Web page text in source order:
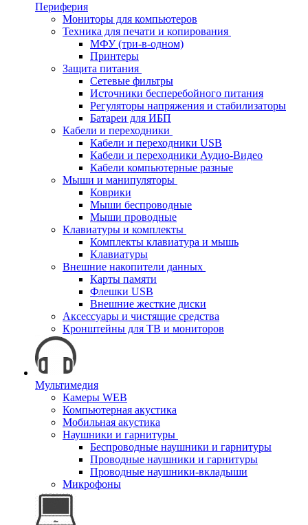
Периферия
Мониторы для компьютеров
Техника для печати и копирования
МФУ (три-в-одном)
Принтеры
Защита питания
Сетевые фильтры
Источники бесперебойного питания
Регуляторы напряжения и стабилизаторы
Батареи для ИБП
Кабели и переходники
Кабели и переходники USB
Кабели и переходники Аудио-Видео
Кабели компьютерные разные
Мыши и манипуляторы
Коврики
Мыши беспроводные
Мыши проводные
Клавиатуры и комплекты
Комплекты клавиатура и мышь
Клавиатуры
Внешние накопители данных
Карты памяти
Флешки USB
Внешние жесткие диски
Аксессуары и чистящие средства
Кронштейны для ТВ и мониторов
Мультимедия
Камеры WEB
Компьютерная акустика
Мобильная акустика
Наушники и гарнитуры
Беспроводные наушники и гарнитуры
Проводные наушники и гарнитуры
Проводные наушники-вкладыши
Микрофоны